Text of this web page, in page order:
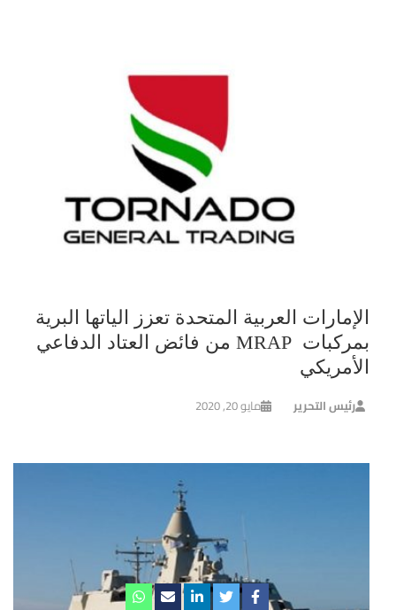
الإمارات العربية المتحدة تعزز الياتها البرية
بمركبات MRAP من فائض العتاد الدفاعي
الأمريكي
رئيس التحرير مايو 20, 2020